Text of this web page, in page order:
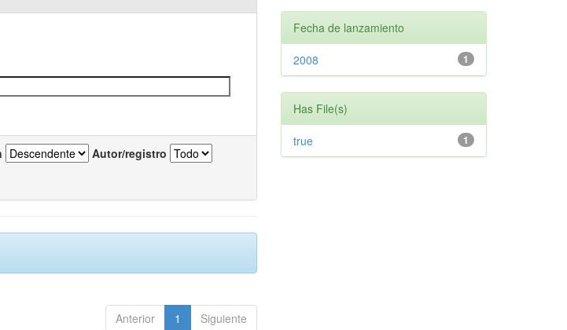
Autor/registro
Anterior 1 Siguiente
Fecha de lanzamiento
1
2008
Has File(s)
1
true